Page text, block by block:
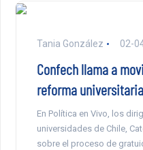
Tania González 02-
Confech llama a
reforma universitaria
En Política en Vivo, los
universidades de Chile,
sobre el proceso de